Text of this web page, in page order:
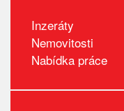
Inzeráty
Nemovitosti
Nabídka práce